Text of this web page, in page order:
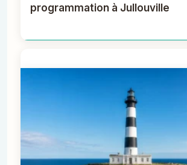
programmation à Jullouville